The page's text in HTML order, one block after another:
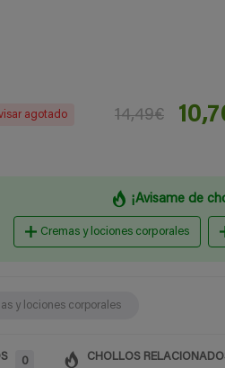
agotado 14,49€
¡Avisame de
Cremas y lociones corporales
y lociones corporales
0 CHOLLOS